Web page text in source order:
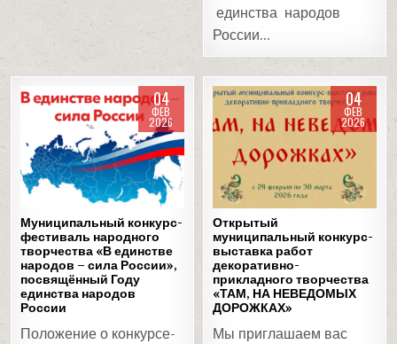
единства народов
России…
04
ФЕВ
2026
Posted
in
Муниципальный конкурс-
фестиваль народного
творчества «В единстве
народов – сила России»,
посвящённый Году
единства народов
России
Положение о конкурсе-
04
ФЕВ
2026
Posted
in
Открытый
муниципальный конкурс-
выставка работ
декоративно-
прикладного творчества
«ТАМ, НА НЕВЕДОМЫХ
ДОРОЖКАХ»
Мы приглашаем вас